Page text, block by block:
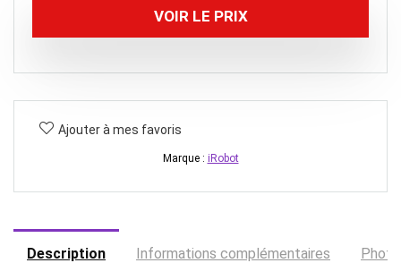
VOIR LE PRIX
Ajouter à mes favoris
Marque : iRobot
Description Informations complémentaires